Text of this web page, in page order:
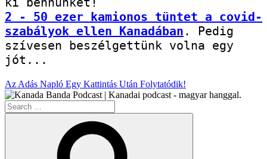
2 - 50 ezer kamionos tüntet a covid-
szabályok ellen Kanadában . Pedig
szívesen beszélgettünk volna egy
jót...
Az Adás Napló Egy Kattintás Után Folytatódik!
Search
for: